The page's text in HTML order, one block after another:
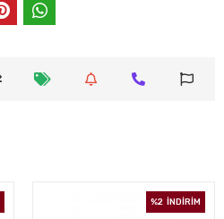
%2 İNDİRİM